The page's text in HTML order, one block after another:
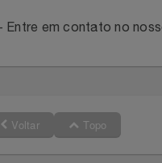
Entre em contato no
Voltar Topo